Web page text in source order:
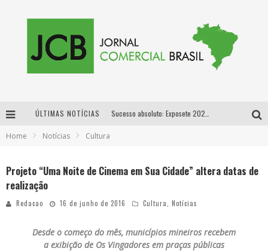
ÚLTIMAS NOTÍCIAS
Home Notícias Cultura
Projeto “Uma Noite de Cinema em Sua Cidade” altera datas de
realização
Redacao 16 de junho de 2016 Cultura Notícias
Desde o começo do mês, municípios mineiros recebem
a exibição de Os Vingadores em praças públicas